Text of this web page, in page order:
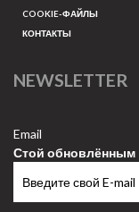
COOKIE-ФАЙЛЫ
КОНТАКТЫ
NEWSLETTER
Email
Стой обновлённым